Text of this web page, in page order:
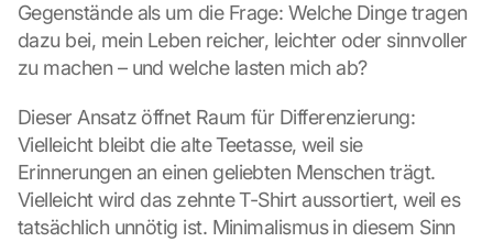
Gegenstände als um die Frage: Welche Dinge tragen
dazu bei, mein Leben reicher, leichter oder sinnvoller
zu machen – und welche lasten mich ab?
Dieser Ansatz öffnet Raum für Differenzierung:
Vielleicht bleibt die alte Teetasse, weil sie
Erinnerungen an einen geliebten Menschen trägt.
Vielleicht wird das zehnte T-Shirt aussortiert, weil es
tatsächlich unnötig ist. Minimalismus in diesem Sinn